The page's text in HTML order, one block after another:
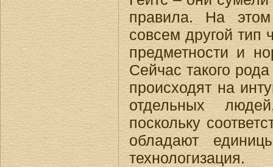
правила. На этом
совсем другой тип
предметности и
Сейчас такого
происходят на
отдельных
поскольку
обладают
технологизация.